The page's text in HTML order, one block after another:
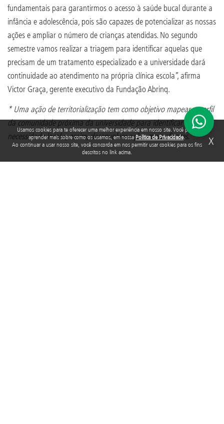
Usamos cookies para te oferecer uma melhor experiência em nosso site. Você pode
aprender mais sobre como os usamos, em nossaPolítica de Privacidade.
Ao continuar a usar nosso site, você concorda em nos permitir usar cookies para os fins
descritos no link acima.
X
fundamentais para garantirmos o acesso à saúde bucal durante a
infância e adolescência, pois são capazes de potencializar as nossas
ações e ampliar o número de crianças atendidas. No segundo
semestre vamos realizar a triagem para identificar aquelas que
precisam de um tratamento especializado e a universidade dará
continuidade ao atendimento na própria clínica escola”, afirma
Victor Graça, gerente executivo da Fundação Abrinq.
* Uma ação de territorialização tem como objetivo mapear o perfil
da comunidade próxima da universidade para identificar a
necessidade local e, assim, desenvolver ações mais eficazes.